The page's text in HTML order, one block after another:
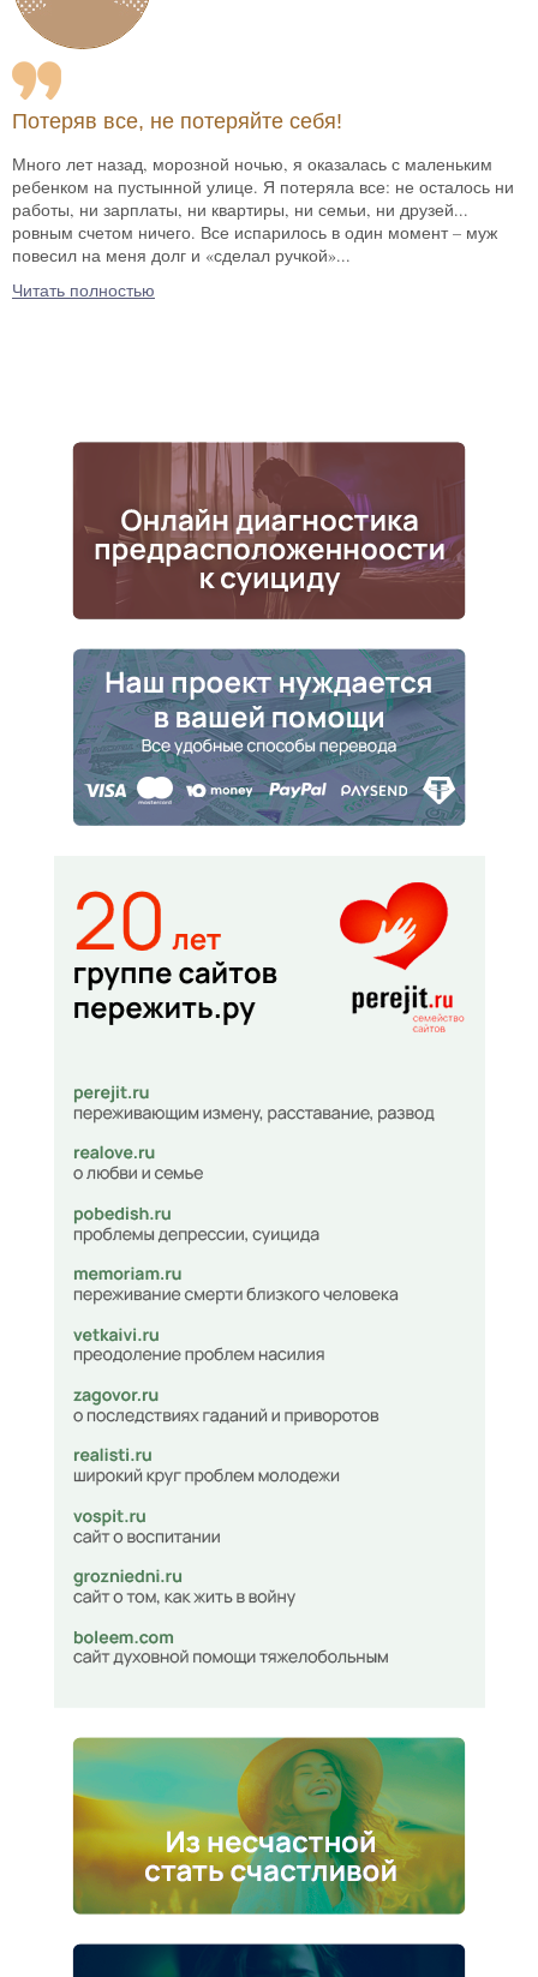
Потеряв все, не потеряйте себя!
Много лет назад, морозной ночью, я оказалась с маленьким
ребенком на пустынной улице. Я потеряла все: не осталось ни
работы, ни зарплаты, ни квартиры, ни семьи, ни друзей...
ровным счетом ничего. Все испарилось в один момент – муж
повесил на меня долг и «сделал ручкой»...
Читать полностью